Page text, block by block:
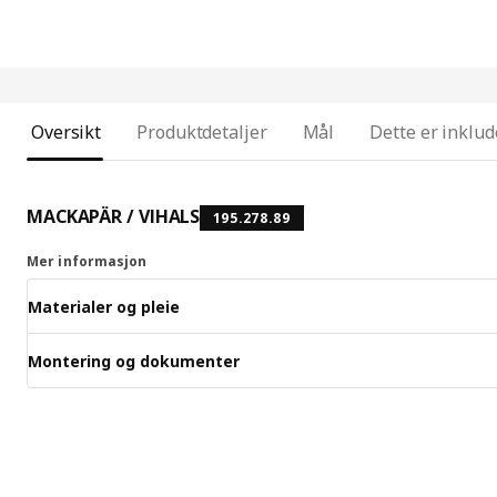
Oversikt Produktdetaljer Mål Dette er
MACKAPÄR / VIHALS 195.278.89
Mer informasjon
Materialer og pleie
Montering og dokumenter